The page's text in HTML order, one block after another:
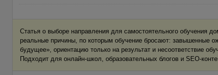
Статья о выборе направления для самостоятельного обучения
реальные причины, по которым обучение бросают: завышенные
будущее», ориентацию только на результат и несоответствие
Подходит для онлайн-школ, образовательных блогов и SEO-